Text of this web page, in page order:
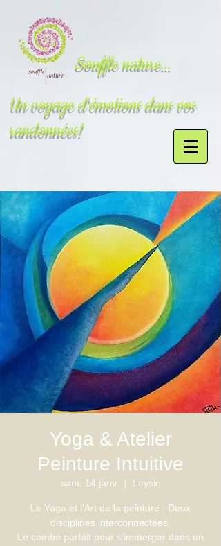
Souffle nature...
Un voyage d'émotions dans vos
randonnées!
Yoga & Atelier
Peinture Intuitive
sam. 14 janv.
  |
Leysin
Le Yoga et l’Art de la peinture : Deux
disciplines interconnectées.
Le combo parfait pour s’immerger dans un